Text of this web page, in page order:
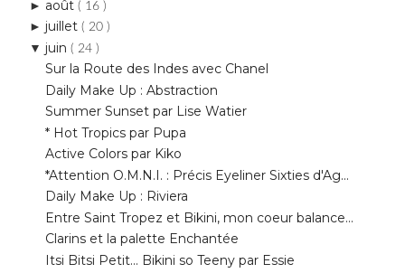
Sur la Route des Indes avec Chanel
Daily Make Up : Abstraction
Summer Sunset par Lise Watier
* Hot Tropics par Pupa
Active Colors par Kiko
*Attention O.M.N.I. : Précis Eyeliner Sixties d'Ag...
Daily Make Up : Riviera
Entre Saint Tropez et Bikini, mon coeur balance...
Clarins et la palette Enchantée
Itsi Bitsi Petit... Bikini so Teeny par Essie
Les Victoires de la Beauté 2ème édition
Daily Make Up : Bronze Goddess
HAUL : It's Sasa time #2 !